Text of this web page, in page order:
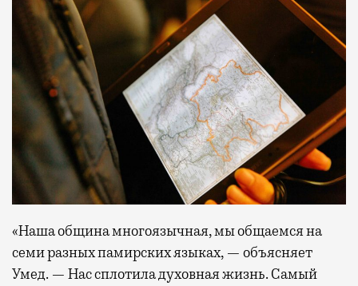
«Наша община многоязычная, мы общаемся на
семи разных памирских языках, — объясняет
Умед. — Нас сплотила духовная жизнь. Самый